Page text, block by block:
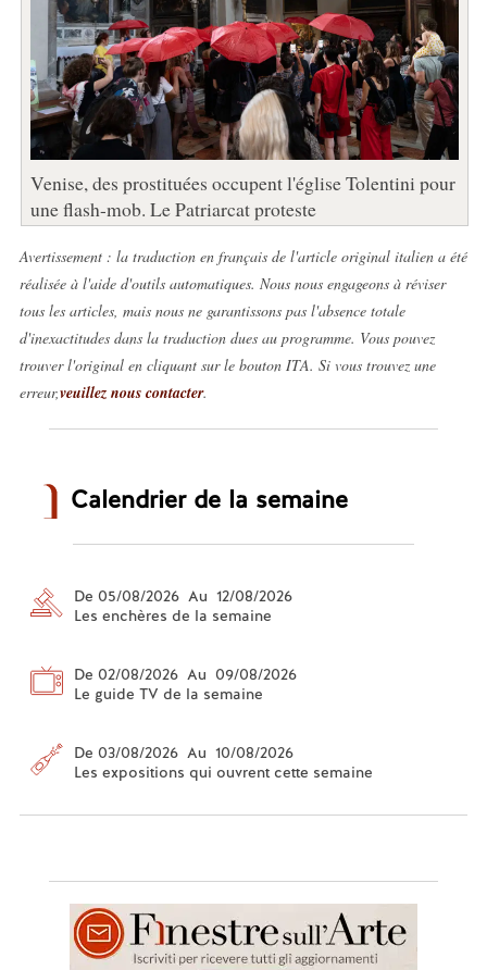
Venise, des prostituées occupent l'église Tolentini pour
une flash-mob. Le Patriarcat proteste
Avertissement : la traduction en français de l'article original italien a été
réalisée à l'aide d'outils automatiques. Nous nous engageons à réviser
tous les articles, mais nous ne garantissons pas l'absence totale
d'inexactitudes dans la traduction dues au programme. Vous pouvez
trouver l'original en cliquant sur le bouton ITA. Si vous trouvez une
erreur,veuillez nous contacter.
Calendrier de la semaine
De 05/08/2026 Au 12/08/2026
Les enchères de la semaine
De 02/08/2026 Au 09/08/2026
Le guide TV de la semaine
De 03/08/2026 Au 10/08/2026
Les expositions qui ouvrent cette semaine